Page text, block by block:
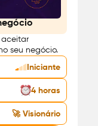
aceitar
seu negócio.
Iniciante
4 horas
🚀 Visionário